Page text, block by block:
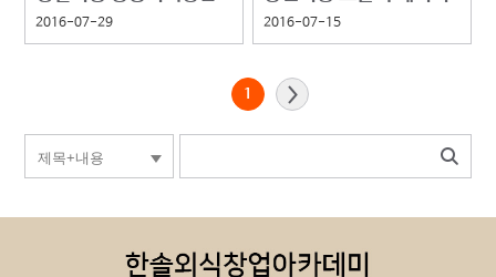
개발
2016-07-29
개발
2016-07-15
1